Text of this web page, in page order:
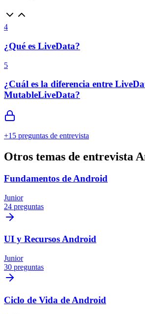
4
¿Qué es LiveData?
5
¿Cuál es la diferencia entre
MutableLiveData?
+15 preguntas de entrevista
Otros temas de entrevista
Fundamentos de Android
Junior
24 preguntas
UI y Recursos Android
Junior
30 preguntas
Ciclo de Vida de Android